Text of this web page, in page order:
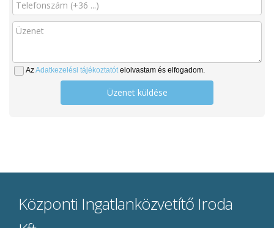
AzAdatkezelési tájékoztatótelolvastam és elfogadom.
Üzenet küldése
Központi Ingatlanközvetítő Iroda